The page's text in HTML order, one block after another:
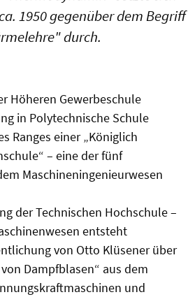
1950 gegenüber dem Begriff
durch.
Höheren Gewerbeschule
in Polytechnische Schule
Ranges einer „Königlich
– eine der fünf
Maschineningenieurwesen
der Technischen Hochschule –
entsteht
von Otto Klüsener über
Dampfblasen“ aus dem
und